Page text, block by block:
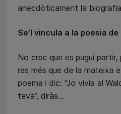
anecdòticament la
Se’l vincula a la poesia de
No crec que es pugui
res més que de la mateixa
poema i dic: “Jo vivia al
teva”, diràs...